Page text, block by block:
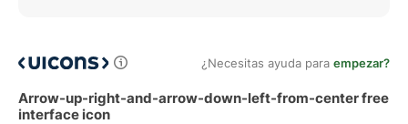
¿Necesitas ayuda para empezar?
Arrow-up-right-and-arrow-down-left-from-center free
interface icon